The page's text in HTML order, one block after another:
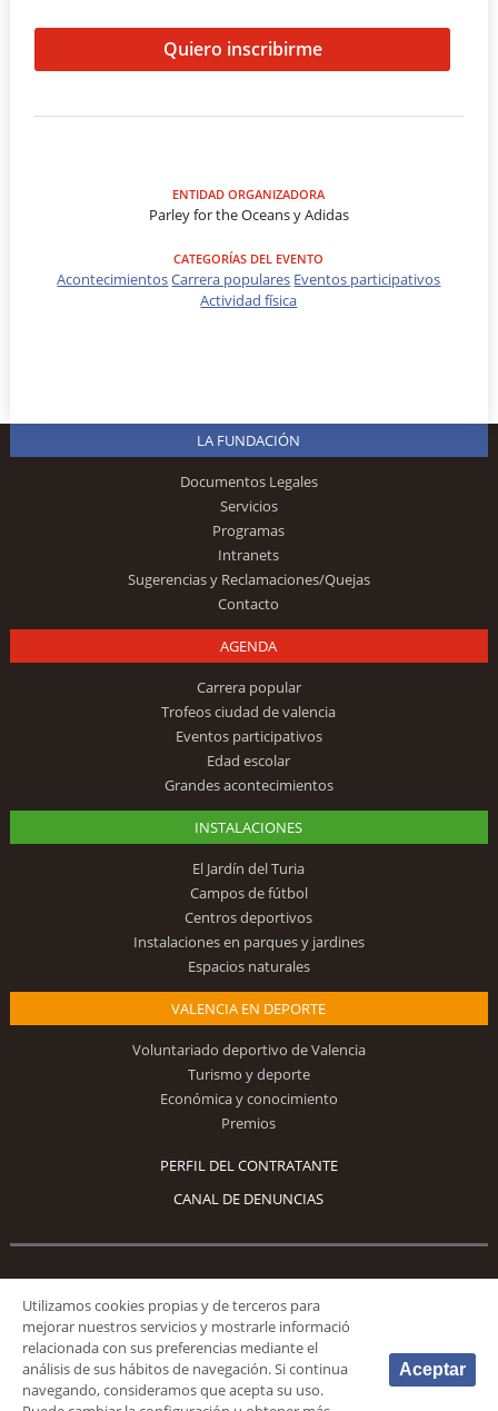
Quiero inscribirme
ENTIDAD ORGANIZADORA
Parley for the Oceans y Adidas
CATEGORÍAS DEL EVENTO
AcontecimientosCarrera populares Eventos participativos
Actividad física
LA FUNDACIÓN
Documentos Legales
Servicios
Programas
Intranets
Sugerencias y Reclamaciones/Quejas
Contacto
AGENDA
Carrera popular
Trofeos ciudad de valencia
Eventos participativos
Edad escolar
Grandes acontecimientos
INSTALACIONES
El Jardín del Turia
Campos de fútbol
Centros deportivos
Instalaciones en parques y jardines
Espacios naturales
VALENCIA EN DEPORTE
Voluntariado deportivo de Valencia
Turismo y deporte
Económica y conocimiento
Premios
PERFIL DEL CONTRATANTE
CANAL DE DENUNCIAS
Síguenos
Utilizamos cookies propias y de terceros para
mejorar nuestros servicios y mostrarle informació
relacionada con sus preferencias mediante el
análisis de sus hábitos de navegación. Si continua
navegando, consideramos que acepta su uso.
Aceptar